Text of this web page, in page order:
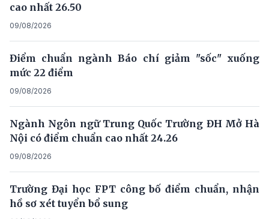
cao nhất 26.50
09/08/2026
Điểm chuẩn ngành Báo chí giảm "sốc" xuống
mức 22 điểm
09/08/2026
Ngành Ngôn ngữ Trung Quốc Trường ĐH Mở Hà
Nội có điểm chuẩn cao nhất 24.26
09/08/2026
Trường Đại học FPT công bố điểm chuẩn, nhận
hồ sơ xét tuyển bổ sung